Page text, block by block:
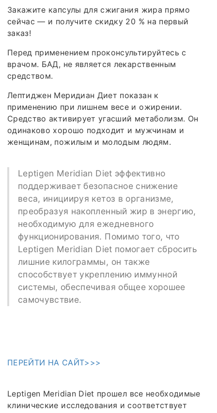
Закажите капсулы для сжигания жира прямо
сейчас — и получите скидку 20 % на первый
заказ!
Перед применением проконсультируйтесь с
врачом. БАД, не является лекарственным
средством.
Лептиджен Меридиан Диет показан к
применению при лишнем весе и ожирении.
Средство активирует угасший метаболизм. Он
одинаково хорошо подходит и мужчинам и
женщинам, пожилым и молодым людям.
Leptigen Meridian Diеt эффективно
поддерживает безопасное снижение
веса, инициируя кетоз в организме,
преобразуя накопленный жир в энергию,
необходимую для ежедневного
функционирования. Помимо того, что
Leptigen Meridian Diеt помогает сбросить
лишние килограммы, он также
способствует укреплению иммунной
системы, обеспечивая общее хорошее
самочувствие.
ПЕРЕЙТИ НА САЙТ>>>
Leptigen Meridian Diet прошел все необходимые
клинические исследования и соответствует